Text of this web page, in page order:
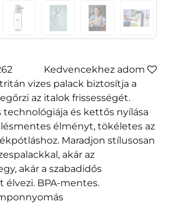
Kedvencekhez adom
vizes palack biztosítja a
az italok frissességét.
technológiája és kettős nyílása
élményt, tökéletes az
Maradjon stílusosan
akár az
akár a szabadidős
BPA-mentes.